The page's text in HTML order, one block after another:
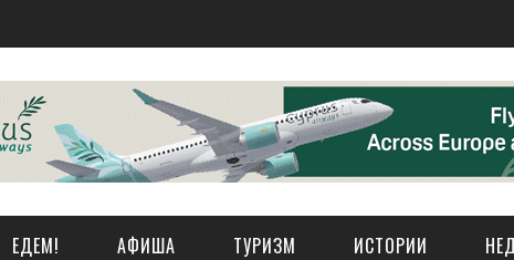
ЕДЕМ! АФИША ТУРИЗМ ИСТОРИИ